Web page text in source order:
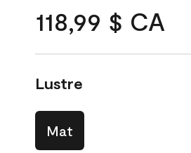
118,99 $ CA
Lustre
Mat